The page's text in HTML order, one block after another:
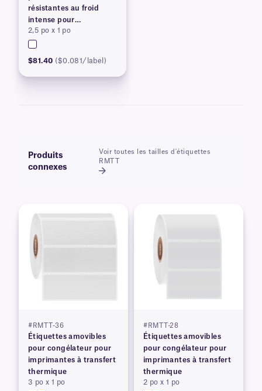
résistantes au froid
intense pour
imprimantes à transfert
thermique
2,5 po x 1 po
$81.40 ($0.081/label)
Produits
connexes
Voir toutes les tailles d'étiquettes
RMTT
#RMTT-36
Étiquettes amovibles
pour congélateur pour
imprimantes à transfert
thermique
3 po x 1 po
#RMTT-28
Étiquettes amovibles
pour congélateur pour
imprimantes à transfert
thermique
2 po x 1 po